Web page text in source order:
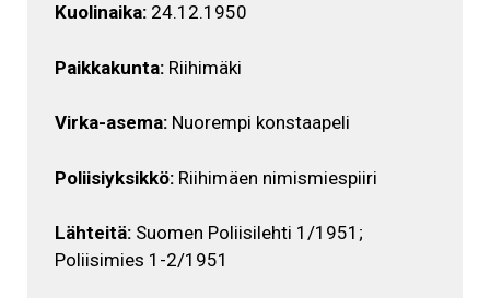
Kuolinaika: 24.12.1950
Paikkakunta: Riihimäki
Virka-asema: Nuorempi konstaapeli
Poliisiyksikkö: Riihimäen nimismiespiiri
Lähteitä: Suomen Poliisilehti 1/1951;
Poliisimies 1-2/1951